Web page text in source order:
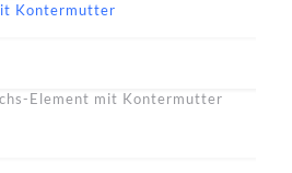
Kontermutter
Element mit Kontermutter